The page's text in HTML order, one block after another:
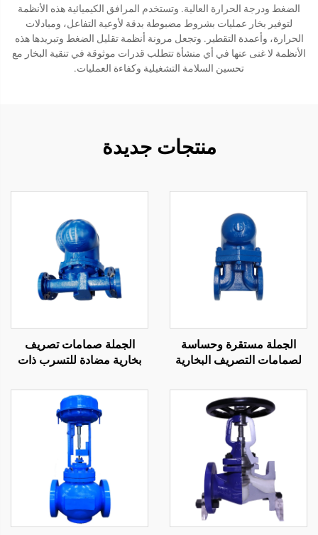
الضغط ودرجة الحرارة العالية. وتستخدم المرافق الكيميائية هذه الأنظمة
لتوفير بخار عمليات بشروط مضبوطة بدقة لأوعية التفاعل، ومبادلات
الحرارة، وأعمدة التقطير. وتجعل مرونة أنظمة تقليل الضغط وتبريدها هذه
الأنظمة لا غنى عنها في أي منشأة تتطلب قدرات موثوقة في تنقية البخار مع
تحسين السلامة التشغيلية وكفاءة العمليات.
منتجات جديدة
الجملة مستقرة وحساسة
لصمامات التصريف البخارية
وإغلاق جيد
الجملة صمامات تصريف
بخارية مضادة للتسرب ذات
كروية بالذراع الآلية آمنة
وموثوقة